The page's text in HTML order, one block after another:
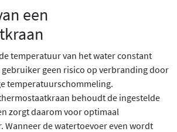
een
temperatuur van het water constant
geen risico op verbranding door
temperatuurschommeling.
behoudt de ingestelde
zorgt daarom voor optimaal
Wanneer de watertoevoer even wordt